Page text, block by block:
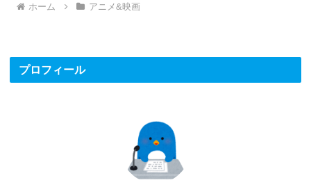
ホーム アニメ&映画
プロフィール